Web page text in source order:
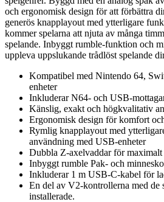
och ergonomisk design för att förbättra
generös knapplayout med ytterligare
kommer spelarna att njuta av många
spelande. Inbyggt rumble-funktion och
uppleva uppslukande trådlöst spelande
Kompatibel med Nintendo 64,
enheter
Inkluderar N64- och USB-
Känslig, exakt och högkvalitativ
Ergonomisk design för komfort
Rymlig knapplayout med
användning med USB-enheter
Dubbla Z-axelvaddar för maximalt
Inbyggt rumble Pak- och
Inkluderar 1 m USB-C-kabel för
En del av V2-kontrollerna med de
installerade.